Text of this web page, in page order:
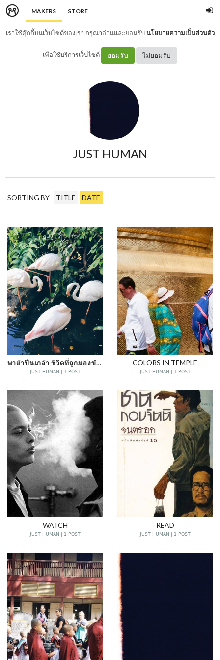
MAKERS STORE
เราใช้คุ๊กกี้บนเว็บไซต์ของเรา กรุณาอ่านและยอมรับนโยบายความเป็นส่วนตัว
เพื่อใช้บริการเว็บไซต์ ยอมรับ ไม่ยอมรับ
JUST HUMAN
SORTING BY TITLE DATE
พาต้าปิ่นเกล้า ชีวิตที่ถูกมองข้าม
JUST HUMAN | 1 POST
COLORS IN TEMPLE
JUST HUMAN | 1 POST
WATCH
JUST HUMAN | 1 POST
READ
JUST HUMAN | 1 POST